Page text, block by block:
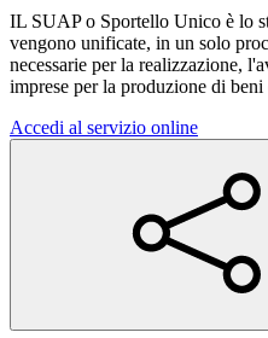
IL SUAP o Sportello Unico è lo
vengono unificate, in un solo
necessarie per la realizzazione,
imprese per la produzione di beni
Accedi al servizio online